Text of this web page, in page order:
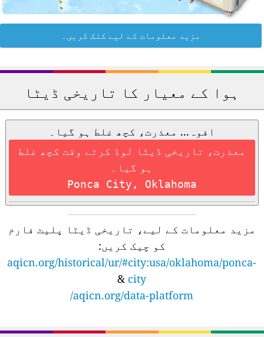
مزید معلومات کے لیے کلک کریں۔
ہوا کے معیار کا تاریخی ڈیٹا
افوہ... معذرت، کچھ غلط ہو گیا۔
معذرت، تاریخی ڈیٹا لوڈ کرتے وقت کچھ غلط
ہو گیا۔
Ponca City, Oklahoma
مزید معلومات کے لیے، تاریخی ڈیٹا پلیٹ فارم
کو چیک کریں:
aqicn.org/historical/ur/#city:usa/oklahoma/ponca-
city
&
aqicn.org/data-platform/